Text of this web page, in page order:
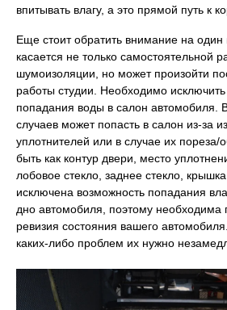
впитывать влагу, а это прямой путь к
Еще стоит обратить внимание на один
касается не только самостоятельной
шумоизоляции, но может произойти
работы студии. Необходимо
попадания воды в салон автомобиля.
случаев может попасть в салон из-за
уплотнителей или в случае их
быть как контур двери, место
лобовое стекло, заднее стекло,
исключена возможность попадания
дно автомобиля, поэтому необходима
ревизия состояния вашего
каких-либо проблем их нужно